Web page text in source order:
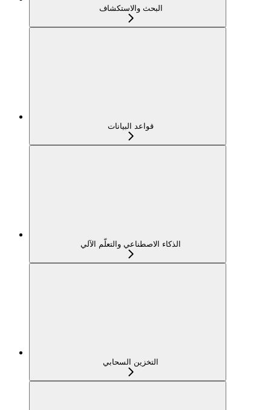
البحث والاستكشاف
قواعد البيانات
الذكاء الاصطناعي والتعلّم الآلي
التخزين السحابي